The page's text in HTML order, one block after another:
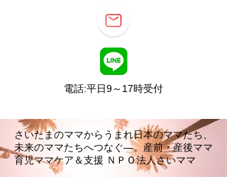
電話:平日9～17時受付
さいたまのママからうまれ日本のママたち、
未来のママたちへつなぐ―。産前・産後ママ
育児ママケア＆支援 ＮＰＯ法人さいママ